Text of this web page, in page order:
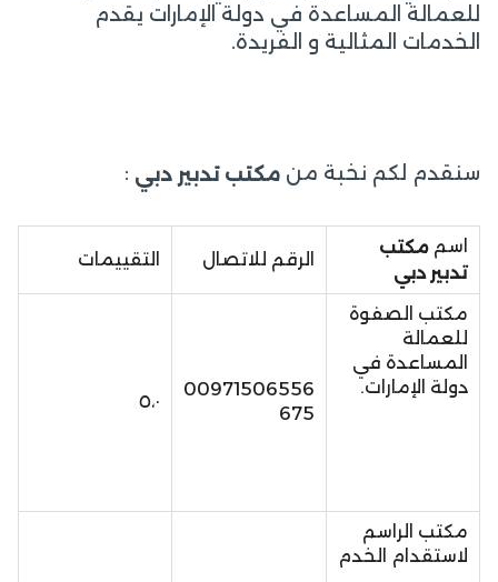
للعمالة المساعدة في دولة الإمارات يقدم
الخدمات المثالية و الفريدة.
سنقدم لكم نخبة من مكتب تدبير دبي :
اسم مكتب
تدبير دبي
الرقم للاتصال التقييمات
مكتب الصفوة
للعمالة
المساعدة في
دولة الإمارات.
00971506556
675
٥،٠
مكتب الراسم
لاستقدام الخدم